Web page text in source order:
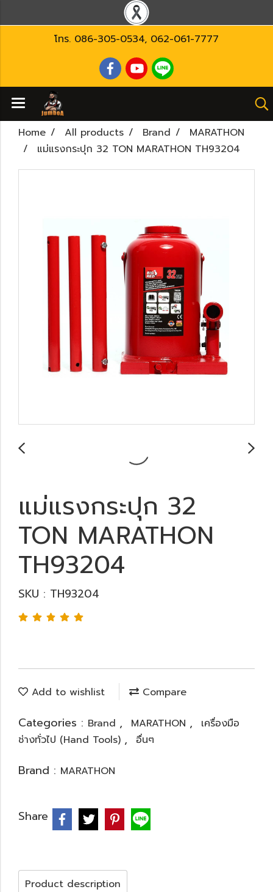
โทร. 086-305-0534, 062-061-7777
Home All products Brand
MARATHON
แม่แรงกระปุก 32 TON MARATHON TH93204
แม่แรงกระปุก 32
TON MARATHON
TH93204
SKU : TH93204
Add to wishlist Compare
Categories : Brand , MARATHON ,
เครื่องมือ
ช่างทั่วไป (Hand Tools) , อื่นๆ
Brand : MARATHON
Share
Product description